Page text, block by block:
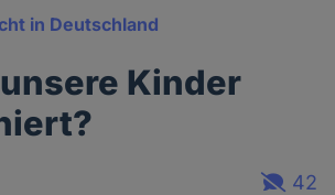
in Deutschland
Kinder
42